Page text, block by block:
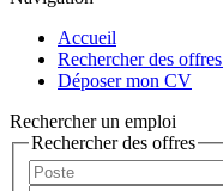
Accueil
Rechercher des
Déposer mon CV
Rechercher un emploi
Rechercher des offres